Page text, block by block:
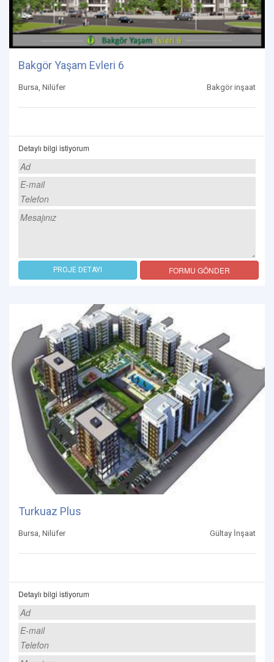
Bakgör Yaşam Evleri 6
Bursa, Nilüfer Bakgör inşaat
Detaylı bilgi istiyorum
PROJE DETAYI FORMU GÖNDER
Turkuaz Plus
Bursa, Nilüfer Gültay İnşaat
Detaylı bilgi istiyorum